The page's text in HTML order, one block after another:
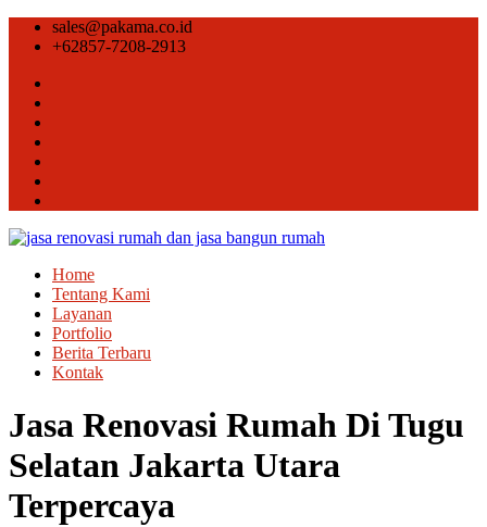
sales@pakama.co.id
+62857-7208-2913
Home
Tentang Kami
Layanan
Portfolio
Berita Terbaru
Kontak
Jasa Renovasi Rumah Di Tugu
Selatan Jakarta Utara
Terpercaya